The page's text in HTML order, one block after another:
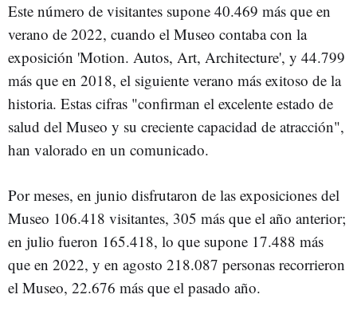
Este número de visitantes supone 40.469 más que en
verano de 2022, cuando el Museo contaba con la
exposición 'Motion. Autos, Art, Architecture', y 44.799
más que en 2018, el siguiente verano más exitoso de la
historia. Estas cifras "confirman el excelente estado de
salud del Museo y su creciente capacidad de atracción",
han valorado en un comunicado.
Por meses, en junio disfrutaron de las exposiciones del
Museo 106.418 visitantes, 305 más que el año anterior;
en julio fueron 165.418, lo que supone 17.488 más
que en 2022, y en agosto 218.087 personas recorrieron
el Museo, 22.676 más que el pasado año.